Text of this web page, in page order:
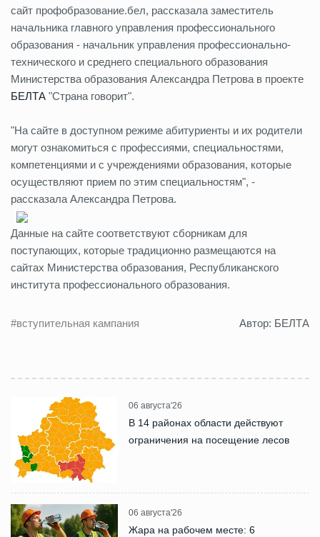
сайт профобразование.бел, рассказала заместитель
начальника главного управления профессионального
образования - начальник управления профессионально-
технического и среднего специального образования
Министерства образования Александра Петрова в проекте
БЕЛТА "Страна говорит".
"На сайте в доступном режиме абитуриенты и их родители
могут ознакомиться с профессиями, специальностями,
компетенциями и с учреждениями образования, которые
осуществляют прием по этим специальностям", -
рассказала Александра Петрова.
Данные на сайте соответствуют сборникам для
поступающих, которые традиционно размещаются на
сайтах Министерства образования, Республиканского
института профессионального образования.
#вступительная кампания Автор: БЕЛТА
06 августа'26
В 14 районах области действуют
ограничения на посещение лесов
06 августа'26
Жара на рабочем месте: 6